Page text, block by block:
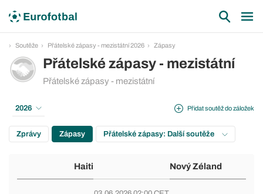
Soutěže Přátelské zápasy - mezistátní 2026 Zápasy
Přátelské zápasy - mezistátní
Přátelské zápasy - mezistátní
Přidat soutěž do záložek
2026
Zprávy Zápasy Přátelské zápasy: Další soutěže
Haiti Nový Zéland